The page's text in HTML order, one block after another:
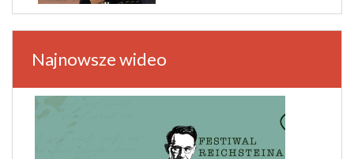
Najnowsze wideo